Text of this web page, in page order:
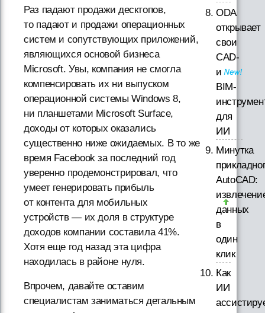
Раз падают продажи десктопов,
то падают и продажи операционных
систем и сопутствующих приложений,
являющихся основой бизнеса
Microsoft. Увы, компания не смогла
компенсировать их ни выпуском
операционной системы Windows 8,
ни планшетами Microsoft Surface,
доходы от которых оказались
существенно ниже ожидаемых. В то же
время Facebook за последний год
уверенно продемонстрировал, что
умеет генерировать прибыль
от контента для мобильных
устройств — их доля в структуре
доходов компании составила 41%.
Хотя еще год назад эта цифра
находилась в районе нуля.
Впрочем, давайте оставим
специалистам заниматься детальным
ODA
открывает
свои
CAD-
и
BIM-
для
ИИ
Минутка
AutoCAD:
данных
в
один
клик
Как
ИИ